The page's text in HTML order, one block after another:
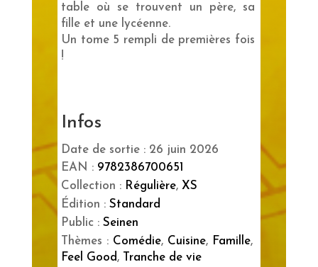
table où se trouvent un père, sa
fille et une lycéenne.
Un tome 5 rempli de premières fois
!
Infos
Date de sortie : 26 juin 2026
EAN : 9782386700651
Collection : Régulière,XS
Édition :Standard
Public :Seinen
Thèmes : Comédie, Cuisine, Famille,
Feel Good, Tranche de vie